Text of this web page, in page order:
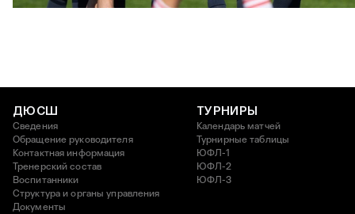
ДЮСШ
Сведения
Обращение руководителя
Контактная информация
Тренерский состав
Воспитанники
Структура и органы управления
Документы
ТУРНИРЫ
Календарь матчей
Турнирные таблицы
ЮФЛ-1
ЮФЛ-2
ЮФЛ-3